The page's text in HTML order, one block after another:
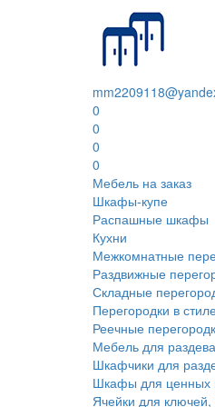
0
0
0
0
Мебель на заказ
Шкафы-купе
Распашные шкафы
Кухни
Межкомнатные
Раздвижные
Складные
Перегородки в
Реечные
Мебель для
Шкафчики для
Шкафы для ценных
Ячейки для ключей,